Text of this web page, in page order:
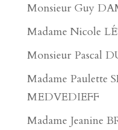
Monsieur Guy
Madame Nicole
Monsieur Pascal
Madame Paulette
MEDVEDIEFF
Madame Jeanine